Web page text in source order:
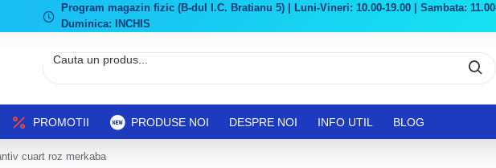
Program magazin fizic (B-dul I.C. Bratianu 5) | Luni-Vineri: 10.00-19.00 | Sambata: 11.00-
Duminica: INCHIS
PROMOTII PRODUSE NOI DESPRE NOI INFO UTIL BLOG
cuart roz merkaba